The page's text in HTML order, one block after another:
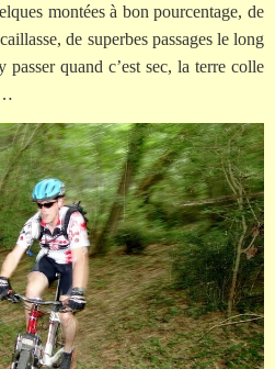
montées à bon pourcentage, de
de superbes passages le long
passer quand c’est sec, la terre colle
…